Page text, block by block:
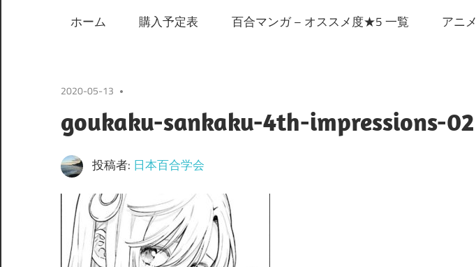
ホーム 購入予定表 百合マンガ – オススメ度★5 一覧 アニメ
2020-05-13
goukaku-sankaku-4th-impressions-02
投稿者: 日本百合学会